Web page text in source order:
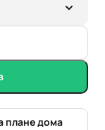
плане дома